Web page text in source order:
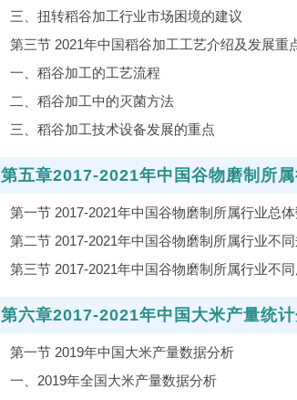
三、扭转稻谷加工行业市场困境的建议
第三节 2021年中国稻谷加工工艺介绍及发展重
一、稻谷加工的工艺流程
二、稻谷加工中的灭菌方法
三、稻谷加工技术设备发展的重点
第五章2017-2021年中国谷物磨制所
第一节 2017-2021年中国谷物磨制所属行业总
第二节 2017-2021年中国谷物磨制所属行业不
第三节 2017-2021年中国谷物磨制所属行业不
第六章2017-2021年中国大米产量统
第一节 2019年中国大米产量数据分析
一、2019年全国大米产量数据分析